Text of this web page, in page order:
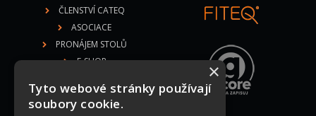
ČLENSTVÍ CATEQ
ASOCIACE
PRONÁJEM STOLŮ
E-SHOP
×
Tyto webové stránky používají
soubory cookie.